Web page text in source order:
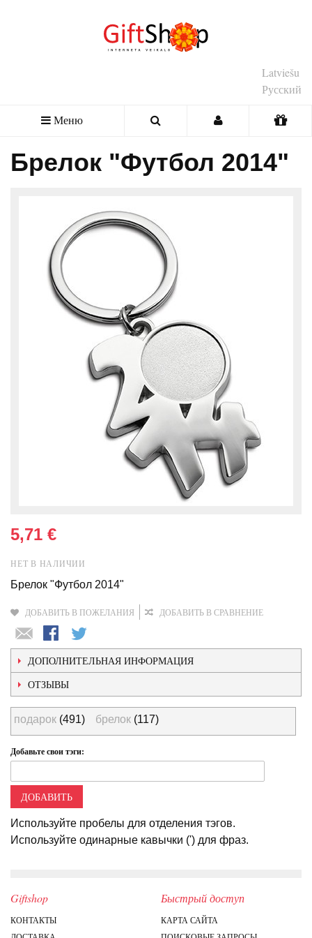
Latviešu
Русский
Меню
Брелок "Футбол 2014"
5,71 €
НЕТ В НАЛИЧИИ
Брелок "Футбол 2014"
ДОБАВИТЬ В ПОЖЕЛАНИЯ ДОБАВИТЬ В СРАВНЕНИЕ
ДОПОЛНИТЕЛЬНАЯ ИНФОРМАЦИЯ
ОТЗЫВЫ
подарок (491) брелок (117)
Добавьте свои тэги:
ДОБАВИТЬ
Используйте пробелы для отделения тэгов.
Используйте одинарные кавычки (') для фраз.
Giftshop
КОНТАКТЫ
Быстрый доступ
КАРТА САЙТА